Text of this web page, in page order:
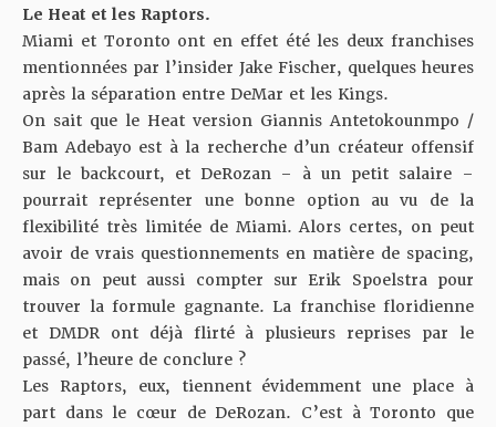
Le Heat et les Raptors.
Miami et Toronto ont en effet été les deux franchises
mentionnées par l’insider Jake Fischer, quelques heures
après la séparation entre DeMar et les Kings.
On sait que le Heat version Giannis Antetokounmpo /
Bam Adebayo est à la recherche d’un créateur offensif
sur le backcourt, et DeRozan – à un petit salaire –
pourrait représenter une bonne option au vu de la
flexibilité très limitée de Miami. Alors certes, on peut
avoir de vrais questionnements en matière de spacing,
mais on peut aussi compter sur Erik Spoelstra pour
trouver la formule gagnante. La franchise floridienne
et DMDR ont déjà flirté à plusieurs reprises par le
passé, l’heure de conclure ?
Les Raptors, eux, tiennent évidemment une place à
part dans le cœur de DeRozan. C’est à Toronto que